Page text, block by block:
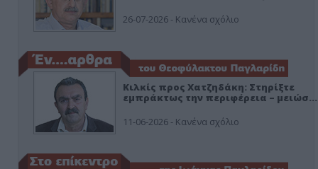
26-07-2026 - Κανένα σχόλιο
Κιλκίς προς Χατζηδάκη: Στηρίξτε
εμπράκτως την περιφέρεια – μειώσ…
11-06-2026 - Κανένα σχόλιο